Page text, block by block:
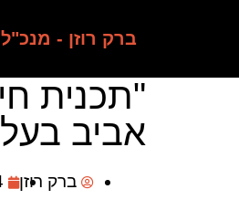
ברק רוזן -
אביב בעל
ברק רוזן